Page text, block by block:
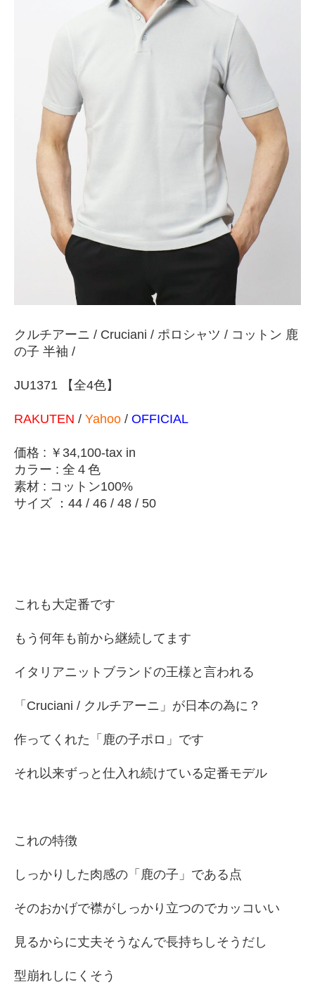
クルチアーニ / Cruciani / ポロシャツ / コットン 鹿
の子 半袖 /
JU1371 【全4色】
RAKUTEN / Yahoo / OFFICIAL
価格 : ￥34,100-tax in
カラー : 全４色
素材 : コットン100%
サイズ ：44 / 46 / 48 / 50
これも大定番です
もう何年も前から継続してます
イタリアニットブランドの王様と言われる
「Cruciani / クルチアーニ」が日本の為に？
作ってくれた「鹿の子ポロ」です
それ以来ずっと仕入れ続けている定番モデル
これの特徴
しっかりした肉感の「鹿の子」である点
そのおかげで襟がしっかり立つのでカッコいい
見るからに丈夫そうなんで長持ちしそうだし
型崩れしにくそう